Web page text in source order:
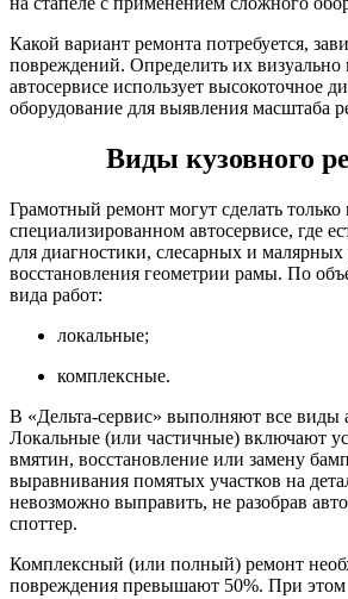
Какой вариант ремонта потребуется,
повреждений. Определить их визуально
автосервисе использует высокоточное
оборудование для выявления масштаба
Виды кузовного
Грамотный ремонт могут сделать только
специализированном автосервисе, где
для диагностики, слесарных и малярных
восстановления геометрии рамы. По
вида работ:
локальные;
комплексные.
В «Дельта-сервис» выполняют все виды
Локальные (или частичные) включают
вмятин, восстановление или замену
выравнивания помятых участков на
невозможно выправить, не разобрав
споттер.
Комплексный (или полный) ремонт
повреждения превышают 50%. При этом